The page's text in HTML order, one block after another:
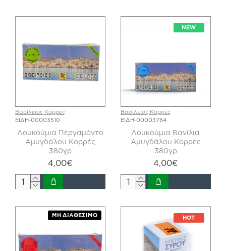
Βασίλειος Κορρές
ΕΙΔΗ-00003510
Λουκούμια Περγαμόντο
Αμυγδάλου Κορρές
380γρ
4,00€
NEW
Βασίλειος Κορρές
ΕΙΔΗ-00003764
Λουκούμια Βανίλια
Αμυγδάλου Κορρές
380γρ
4,00€
ΜΗ ΔΙΑΘΈΣΙΜΟ HOT